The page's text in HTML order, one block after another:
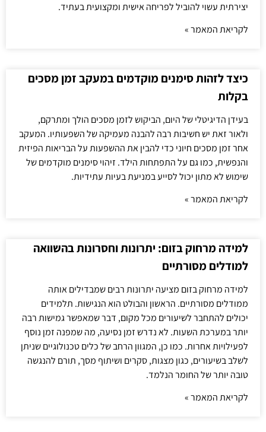
יצירתית עשוי להוביל לפריחה אישית ומקצועית בעתיד.
לקריאת המאמר »
כיצד לזהות סימנים מוקדמים במעקב זמן מסכים
בקלות
בעידן הדיגיטלי של היום, הביקוש לזמן מסכים הולך ומתרקם,
ולאור זאת יש חשיבות רבה להבנה מעמיקה של השפעותיו. המעקב
אחר זמן מסכים חיוני כדי להבין את ההשפעות על הבריאות הפיזית
והנפשית, כמו גם על התפתחות הילד. זיהוי סימנים מוקדמים של
שימוש לא מתון יכול לסייע במניעת בעיות עתידיות.
לקריאת המאמר »
למידה מרחוק בזום: יתרונות וחסרונות בהשוואה
למודלים מסורתיים
למידה מרחוק בזום מציעה יתרונות רבים שמבדילים אותה
ממודלים מסורתיים. הראשון והבולט הוא הנגישות. תלמידים
יכולים להתחבר לשיעורים מכל מקום, דבר שמאפשר גמישות רבה
יותר במערכת השעות. לא נדרש זמן נסיעה, מה שמפנה זמן נוסף
לפעילויות אחרות. כמו כן, המגוון הרחב של כלים טכנולוגיים שניתן
לשלב בשיעורים, כגון מצגות, סקרים ושיתוף מסך, תורם להנגשה
טובה יותר של החומר הנלמד.
לקריאת המאמר »